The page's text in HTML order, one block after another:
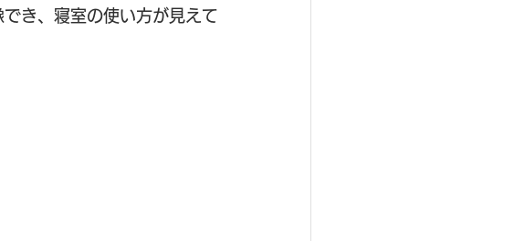
き、寝室の使い方が見えて